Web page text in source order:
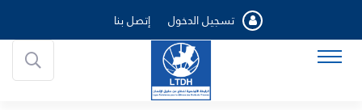
تسجيل الدخول إتصل بنا